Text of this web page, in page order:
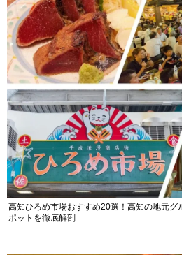
高知ひろめ市場おすすめ20選！高知の地元グ
ポットを徹底解剖